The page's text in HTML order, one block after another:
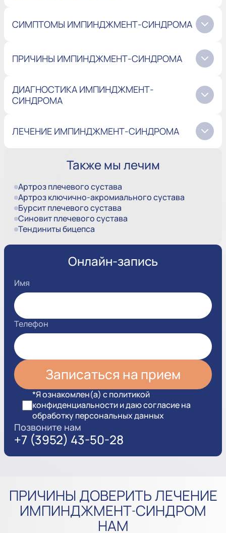
СИМПТОМЫ ИМПИНДЖМЕНТ-СИНДРОМА
ПРИЧИНЫ ИМПИНДЖМЕНТ-СИНДРОМА
ДИАГНОСТИКА ИМПИНДЖМЕНТ-
СИНДРОМА
ЛЕЧЕНИЕ ИМПИНДЖМЕНТ-СИНДРОМА
Также мы лечим
Артроз плечевого сустава
Артроз ключично-акромиального сустава
Бурсит плечевого сустава
Синовит плечевого сустава
Тендиниты бицепса
Онлайн-запись
Имя
Телефон
*Я ознакомлен(а) с политикой
конфиденциальности и даю согласие на
обработку персональных данных
Позвоните нам
+7 (3952) 43-50-28
ПРИЧИНЫ ДОВЕРИТЬ ЛЕЧЕНИЕ
ИМПИНДЖМЕНТ-СИНДРОМ
НАМ